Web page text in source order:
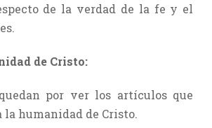
de la verdad de la fe y el
de Cristo:
por ver los artículos que
la humanidad de Cristo.